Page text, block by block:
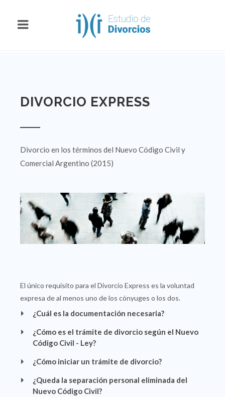
DIVORCIO EXPRESS
Divorcio en los términos del Nuevo Código Civil y
Comercial Argentino (2015)
El único requisito para el Divorcio Express es la voluntad
expresa de al menos uno de los cónyuges o los dos.
¿Cuál es la documentación necesaria?
¿Cómo es el trámite de divorcio según el Nuevo
Código Civil - Ley?
¿Cómo iniciar un trámite de divorcio?
¿Queda la separación personal eliminada del
Nuevo Código Civil?